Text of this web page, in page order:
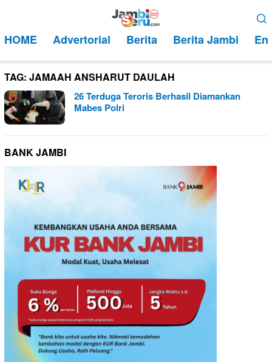
kontenMobile
HOME Advertorial Berita Berita Jambi
TAG: JAMAAH ANSHARUT DAULAH
26 Terduga Teroris Berhasil Diamankan
Mabes Polri
BANK JAMBI